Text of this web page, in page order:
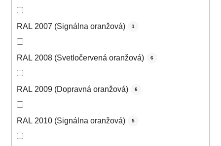
RAL 2007 (Signálna oranžová) 1
RAL 2008 (Svetločervená oranžová) 6
RAL 2009 (Dopravná oranžová) 6
RAL 2010 (Signálna oranžová) 5